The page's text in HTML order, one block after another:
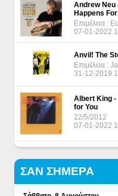
Andrew Neu
Happens
Επιμέλεια :
07-01-2022
Anvil! The
Επιμέλεια :
31-12-2019
Albert King -
for You
22/5/2012
07-01-2022
ΣΑΝ ΣΗΜΕΡΑ